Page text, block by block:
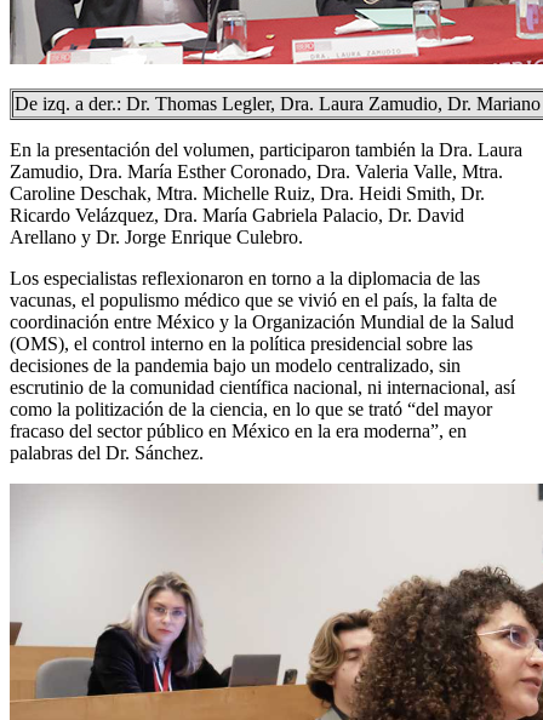
De izq. a der.: Dr. Thomas Legler, Dra. Laura Zamudio, Dr.
En la presentación del volumen, participaron también la Dra. Laura
Zamudio, Dra. María Esther Coronado, Dra. Valeria Valle, Mtra.
Caroline Deschak, Mtra. Michelle Ruiz, Dra. Heidi Smith, Dr.
Ricardo Velázquez, Dra. María Gabriela Palacio, Dr. David
Arellano y Dr. Jorge Enrique Culebro.
Los especialistas reflexionaron en torno a la diplomacia de las
vacunas, el populismo médico que se vivió en el país, la falta de
coordinación entre México y la Organización Mundial de la Salud
(OMS), el control interno en la política presidencial sobre las
decisiones de la pandemia bajo un modelo centralizado, sin
escrutinio de la comunidad científica nacional, ni internacional, así
como la politización de la ciencia, en lo que se trató “del mayor
fracaso del sector público en México en la era moderna”, en
palabras del Dr. Sánchez.